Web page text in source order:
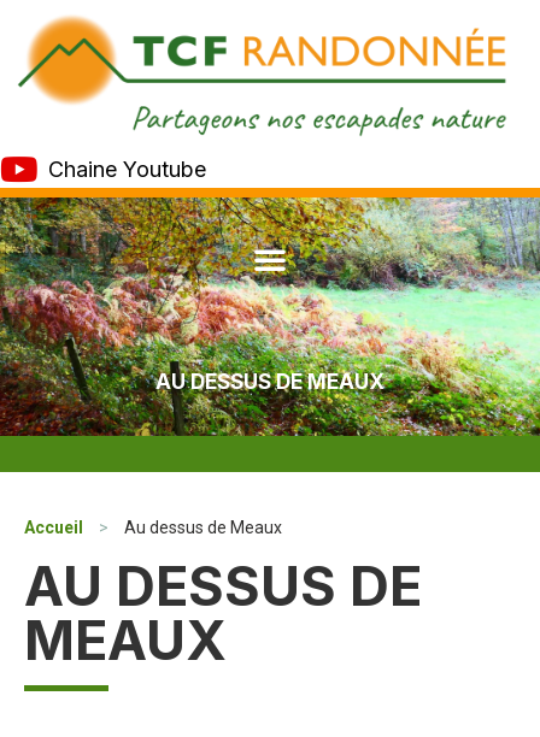
Chaine Youtube
AU DESSUS DE MEAUX
Accueil > Au dessus de Meaux
AU DESSUS DE
MEAUX